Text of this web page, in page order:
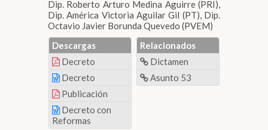
Dip. Roberto Arturo Medina Aguirre (PRI),
Dip. América Victoria Aguilar Gil (PT), Dip.
Octavio Javier Borunda Quevedo (PVEM)
Descargas
Decreto
Decreto
Publicación
Decreto con
Reformas
Relacionados
Dictamen
Asunto 53